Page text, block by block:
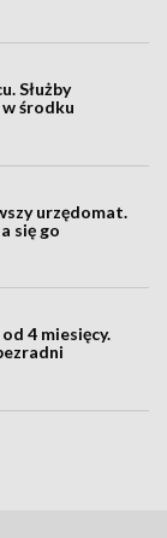
Służby
w środku
urzędomat.
się go
4 miesięcy.